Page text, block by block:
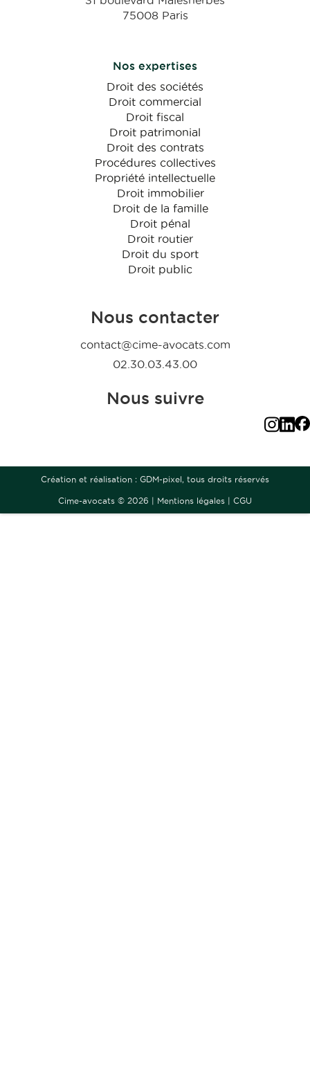
75008 Paris
Nos expertises
Droit des sociétés
Droit commercial
Droit fiscal
Droit patrimonial
Droit des contrats
Procédures collectives
Propriété intellectuelle
Droit immobilier
Droit de la famille
Droit pénal
Droit routier
Droit du sport
Droit public
Nous contacter
contact@cime-avocats.com
02.30.03.43.00
Nous suivre
Création et réalisation : GDM-pixel, tous droits réservés
Cime-avocats © 2026 | Mentions légales CGU